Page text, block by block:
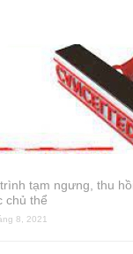
tạm ngưng, thu
chủ thể
8, 2021